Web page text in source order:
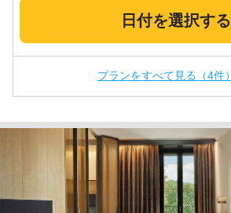
日付を選択する
プランをすべて見る（4件）